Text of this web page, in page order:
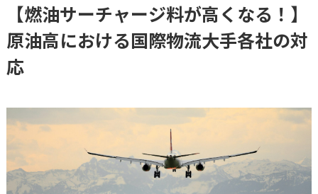
【燃油サーチャージ料が高くなる！】
原油高における国際物流大手各社の対
応